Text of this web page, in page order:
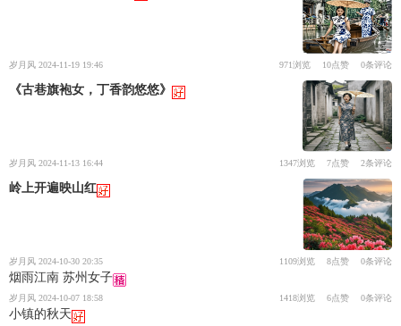
岁月风 2024-11-19 19:46 971浏览 10点赞 0条评论
《古巷旗袍女，丁香韵悠悠》
岁月风 2024-11-13 16:44 1347浏览 7点赞 2条评论
岭上开遍映山红
岁月风 2024-10-30 20:35 1109浏览 8点赞 0条评论
烟雨江南 苏州女子
岁月风 2024-10-07 18:58 1418浏览 6点赞 0条评论
小镇的秋天